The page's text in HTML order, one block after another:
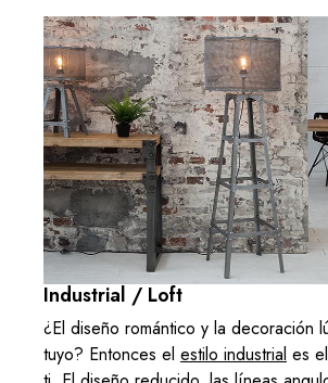
Industrial / Loft
¿El diseño romántico y la decoración
tuyo? Entonces el estilo industrial es